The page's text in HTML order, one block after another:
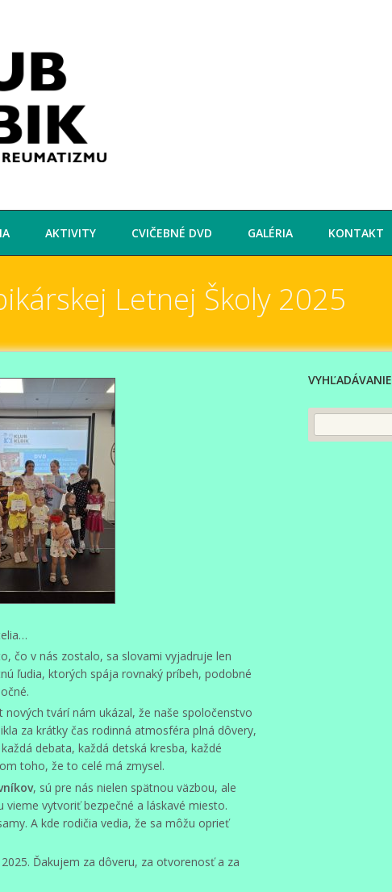
AKTIVITY CVIČEBNÉ DVD GALÉRIA KONTAKT
Letnej Školy 2025
čo v nás zostalo, sa slovami vyjadruje len
ľudia, ktorých spája rovnaký príbeh, podobné
nových tvárí nám ukázal, že naše spoločenstvo
za krátky čas rodinná atmosféra plná dôvery,
debata, každá detská kresba, každé
toho, že to celé má zmysel.
, sú pre nás nielen spätnou väzbou, ale
vytvoriť bezpečné a láskavé miesto.
A kde rodičia vedia, že sa môžu oprieť
Ďakujem za dôveru, za otvorenosť a za
VYHĽADÁVANIE